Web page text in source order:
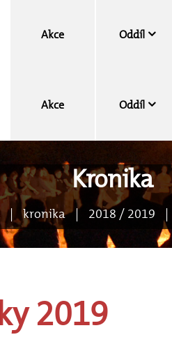
Akce Oddíl
Vedení
Klokani
Zebry
Koronaprogram
Přijímací zkouška
Historie
Akce Oddíl
O našem oddílu
Vedení
Klokani
Přijímací zkouška
Nováčkovská
Kronika
| kronika | 2018 / 2019 |
2019